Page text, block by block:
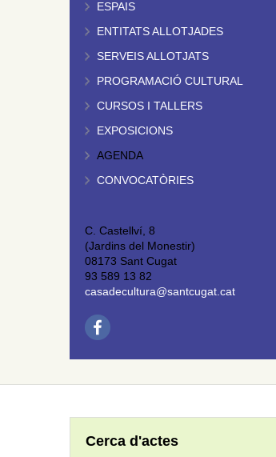
ESPAIS
ENTITATS ALLOTJADES
SERVEIS ALLOTJATS
PROGRAMACIÓ CULTURAL
CURSOS I TALLERS
EXPOSICIONS
AGENDA
CONVOCATÒRIES
C. Castellví, 8
(Jardins del Monestir)
08173 Sant Cugat
93 589 13 82
casadecultura@santcugat.cat
Cerca d'actes